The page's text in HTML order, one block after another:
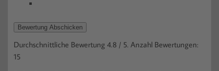
Bewertung Abschicken
Durchschnittliche Bewertung 4.8 / 5. Anzahl Bewertungen:
15